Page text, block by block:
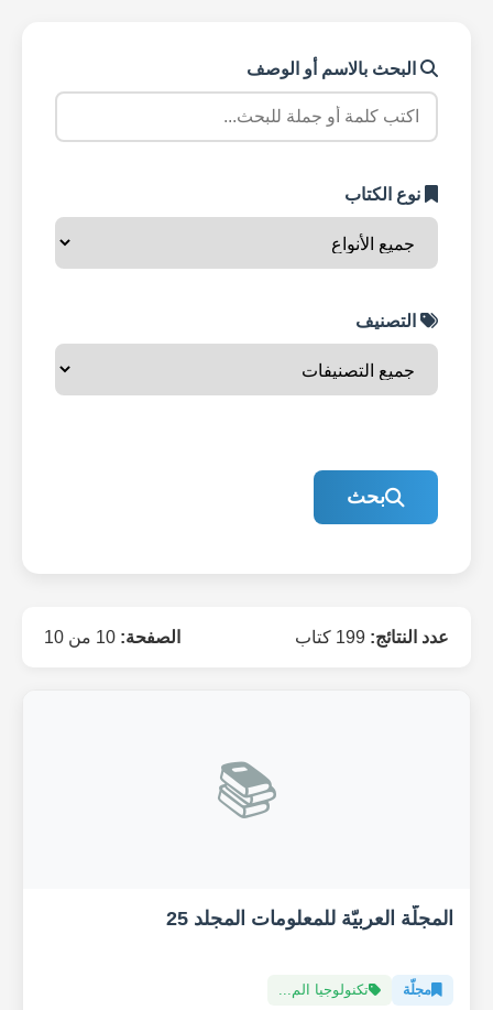
البحث بالاسم أو الوصف
نوع الكتاب
التصنيف
بحث
عدد النتائج: الصفحة:
📚
المجلّة العربيّة للمعلومات المجلد 25
مجلّة تكنولوجيا الم...